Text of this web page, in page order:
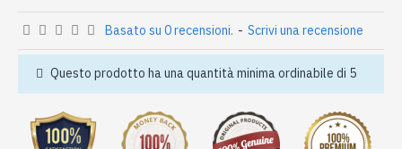
Basato su 0 recensioni. - Scrivi una recensione
Questo prodotto ha una quantità minima ordinabile di 5